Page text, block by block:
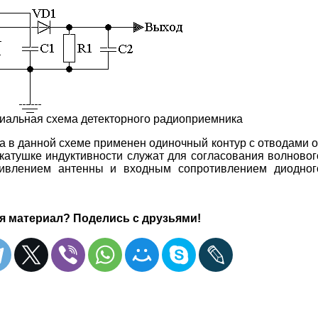
схема детекторного радиоприемника
в данной схеме применен одиночный контур с отводами
индуктивности служат для согласования
антенны и входным сопротивлением
материал? Поделись с друзьями!